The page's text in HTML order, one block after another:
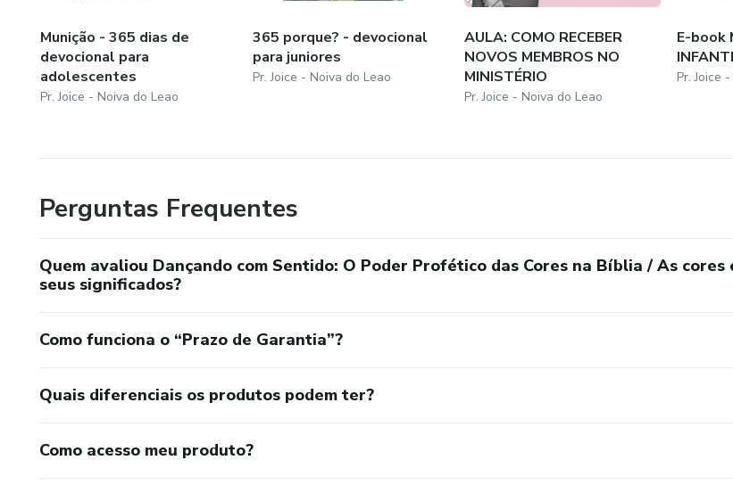
Munição - 365 dias de
devocional para
adolescentes
Pr. Joice - Noiva do Leao
365 porque? - devocional
para juniores
Pr. Joice - Noiva do Leao
AULA: COMO RECEBER
NOVOS MEMBROS NO
MINISTÉRIO
Pr. Joice - Noiva do Leao
E-book
Pr. Joice
Perguntas Frequentes
Quem avaliou Dançando com Sentido: O Poder Profético das Cores na Bíblia / As cores
seus significados?
Como funciona o “Prazo de Garantia”?
Quais diferenciais os produtos podem ter?
Como acesso meu produto?